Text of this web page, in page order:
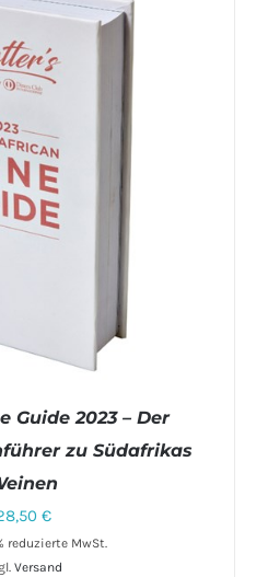
Guide 2023 – Der
zu Südafrikas
€
reduzierte MwSt.
Versand